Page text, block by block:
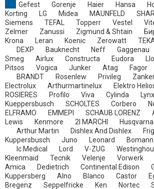
Gefest
Gorenje Haier Hansa
Korting
LG Midea MAUNFELD
Siemens
TEFAL Topperr Vestel
Zelmer
Zanussi Zigmund & Shtain
Krona
Leran Koenic Zerowatt
DEXP
Bauknecht Neff Gaggenau
Smeg
Airlux Constructa Eudora
Pitsos
Vogica Junker Atag Fagor
BRANDT
Rosenlew Privileg
Electrolux
Arthurmartinelux Elektro
ROSIERES
Profilo Viva Cylinda Lynx
Kueppersbusch
SCHOLTES Corbero
ELFRAMO
EMMEPI SCHAUB LORENZ
Lewis
Kenmore 2I MARCHI Husqvarna
Arthur Martin
Dishlex And Dishlex
Kuppersbusch
Juno Leonard Bomann
Ic Medical
Lord V-ZUG
Kleenmaid
Tecnik Velenje Vorwerk
Amica
Dedietrich Continental Edison
Kuppersberg
Alno Blanco Castor
Bregenz
Seppelfricke Ken Nortec